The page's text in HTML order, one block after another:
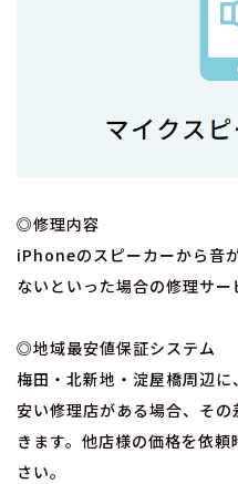
◎修理内容
iPhoneのスピーカーから音
ないといった場合の修理サー
◎地域最安値保証システム
梅田・北新地・淀屋橋周辺
安い修理店がある場合、そ
きます。他店様の価格を依
さい。